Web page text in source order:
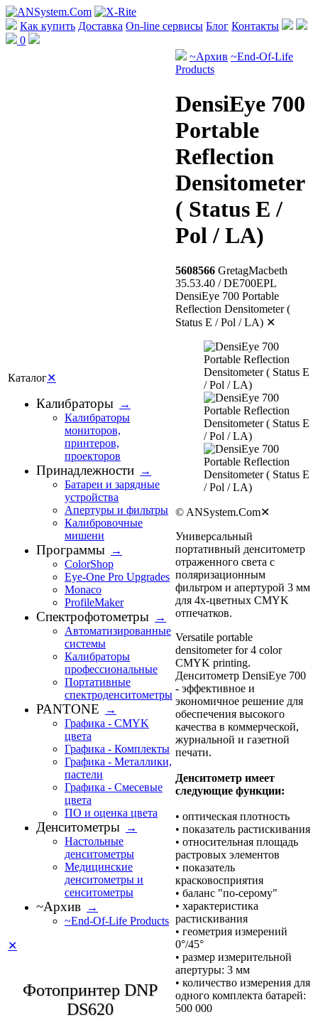
Как купить Доставка On-line сервисы Блог Контакты
0
~Архив ~End-Of-Life
Products
DensiEye 700
Portable
Reflection
Densitometer
( Status E /
Pol / LA)
5608566 GretagMacbeth
35.53.40 / DE700EPL
DensiEye 700 Portable
Reflection Densitometer (
Status E / Pol / LA) ✕
© ANSystem.Com✕
Универсальный
портативный денситометр
отраженного света с
поляризационным
фильтром и апертурой 3 мм
для 4х-цветных CMYK
отпечатков.
Versatile portable
densitometer for 4 color
CMYK printing.
Денситометр DensiEye 700
- эффективное и
экономичное решение для
обеспечения высокого
качества в коммерческой,
журнальной и газетной
печати.
Денситометр имеет
следующие функции:
• оптическая плотность
• показатель растискивания
• относительная площадь
растровых элементов
• показатель
красковосприятия
• баланс "по-серому"
• характеристика
растискивания
• геометрия измерений
0°/45°
• размер измерительной
апертуры: 3 мм
• количество измерения для
одного комплекта батарей:
500 000
Каталог✕
Калибраторы
→
Калибраторы
мониторов,
принтеров,
проекторов
Принадлежности
→
Батареи и зарядные
устройства
Апертуры и фильтры
Калибровочные
мишени
Программы
→
ColorShop
Eye-One Pro Upgrades
Monaco
ProfileMaker
Спектрофотометры
→
Автоматизированные
системы
Калибраторы
профессиональные
Портативные
cпектроденситометры
PANTONE
→
Графика - CMYK
цвета
Графика - Комплекты
Графика - Металлики,
пастели
Графика - Смесевые
цвета
ПО и оценка цвета
Денситометры
→
Настольные
денситометры
Медицинские
денситометры и
сенситометры
~Архив
→
~End-Of-Life Products
✕
Фотопринтер DNP
DS620